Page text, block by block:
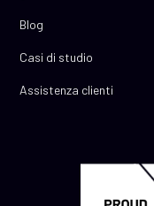
Blog
Casi di studio
Assistenza clienti